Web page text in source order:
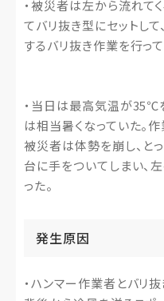
・被災者は左から流れて
てバリ抜き型にセットし
するバリ抜き作業を行って
・当日は最高気温が35℃
は相当暑くなっていた。
被災者は体勢を崩し、と
台に手をついてしまい、
った。
発生原因
・ハンマー作業者とバリ